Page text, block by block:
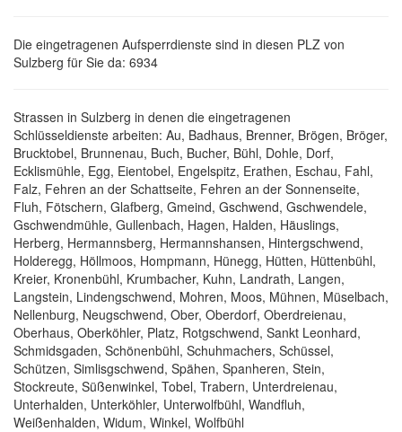
Die eingetragenen Aufsperrdienste sind in diesen PLZ von
Sulzberg für Sie da: 6934
Strassen in Sulzberg in denen die eingetragenen
Schlüsseldienste arbeiten: Au, Badhaus, Brenner, Brögen, Bröger,
Brucktobel, Brunnenau, Buch, Bucher, Bühl, Dohle, Dorf,
Ecklismühle, Egg, Eientobel, Engelspitz, Erathen, Eschau, Fahl,
Falz, Fehren an der Schattseite, Fehren an der Sonnenseite,
Fluh, Fötschern, Glafberg, Gmeind, Gschwend, Gschwendele,
Gschwendmühle, Gullenbach, Hagen, Halden, Häuslings,
Herberg, Hermannsberg, Hermannshansen, Hintergschwend,
Holderegg, Höllmoos, Hompmann, Hünegg, Hütten, Hüttenbühl,
Kreier, Kronenbühl, Krumbacher, Kuhn, Landrath, Langen,
Langstein, Lindengschwend, Mohren, Moos, Mühnen, Müselbach,
Nellenburg, Neugschwend, Ober, Oberdorf, Oberdreienau,
Oberhaus, Oberköhler, Platz, Rotgschwend, Sankt Leonhard,
Schmidsgaden, Schönenbühl, Schuhmachers, Schüssel,
Schützen, Simlisgschwend, Spähen, Spanheren, Stein,
Stockreute, Süßenwinkel, Tobel, Trabern, Unterdreienau,
Unterhalden, Unterköhler, Unterwolfbühl, Wandfluh,
Weißenhalden, Widum, Winkel, Wolfbühl